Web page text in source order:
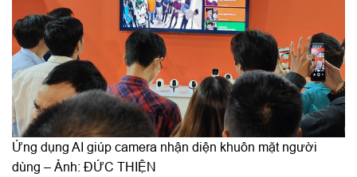
Ứng dụng AI giúp camera nhận diện khuôn mặt người
dùng – Ảnh: ĐỨC THIỆN